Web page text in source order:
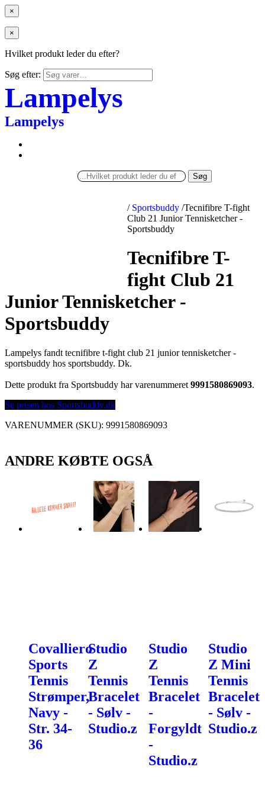
×
×
Hvilket produkt leder du efter?
Søg efter:
Lampelys
Lampelys
Søg
/ Sportsbuddy /Tecnifibre T-fight
Club 21 Junior Tennisketcher -
Sportsbuddy
Tecnifibre T-
fight Club 21
Junior Tennisketcher -
Sportsbuddy
Lampelys fandt tecnifibre t-fight club 21 junior tennisketcher -
sportsbuddy hos sportsbuddy. Dk.
Dette produkt fra Sportsbuddy har varenummeret 9991580869093.
Se prisen hos Sportsbuddy.dk
VARENUMMER (SKU): 9991580869093
ANDRE KØBTE OGSÅ
Covalliero
Sports
Tennis
Strømper,
Navy -
Str. 34-
36
Studio
Z
Tennis
Bracelet
- Sølv -
Studio.z
Studio
Z
Tennis
Bracelet
-
Forgyldt
-
Studio.z
Studio
Z Mini
Tennis
Bracelet
- Sølv -
Studio.z